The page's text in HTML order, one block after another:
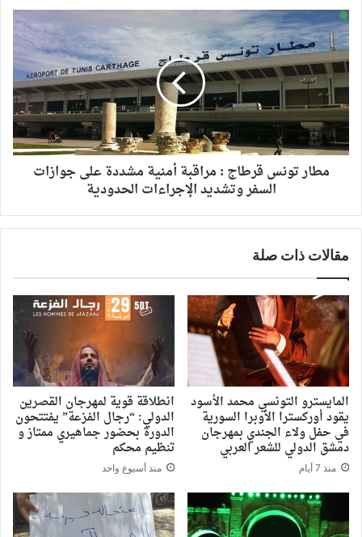
مطار تونس قرطاج : مراقبة أمنية مشددة على جوازات
السفر وتشديد الإجراءات الحدودية
مقالات ذات صلة
المايسترو التونسي محمد الأسود
يقود أوركسترا الأوبرا السورية
في حفل ولاء الجندي بمهرجان
دمشق الدولي للشعر العربي
منذ 7 أيام
انطلاقة قوية لمهرجان القصرين
الدولي: “رجال الفزعة” يفتتحون
الدورة بحضور جماهيري ممتاز و
تنظيم محكم
منذ أسبوع واحد